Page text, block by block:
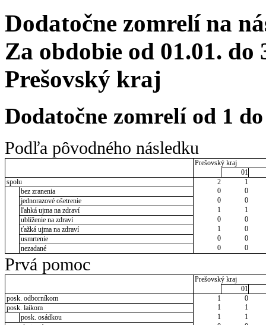
Dodatočne zomrelí na
Za obdobie od 01.01. do
Prešovský kraj
Dodatočne zomrelí od 1
Podľa pôvodného následku
Prešovský kraj
01
spolu
2
1
bez zranenia
0
0
jednorazové ošetrenie
0
0
ľahká ujma na zdraví
1
1
ublíženie na zdraví
0
0
ťažká ujma na zdraví
1
0
usmrtenie
0
0
nezadané
0 0
Prvá pomoc
Prešovský kraj
01
posk. odborníkom
1
0
posk. laikom
1
1
posk. osádkou
1
1